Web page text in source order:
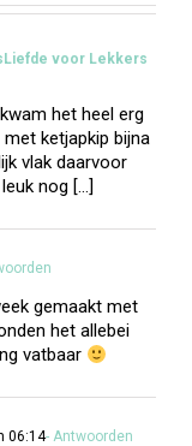
voor Lekkers
het heel erg
ketjapkip bijna
vlak daarvoor
leuk nog […]
gemaakt met
het allebei
vatbaar
06:14- Antwoorden